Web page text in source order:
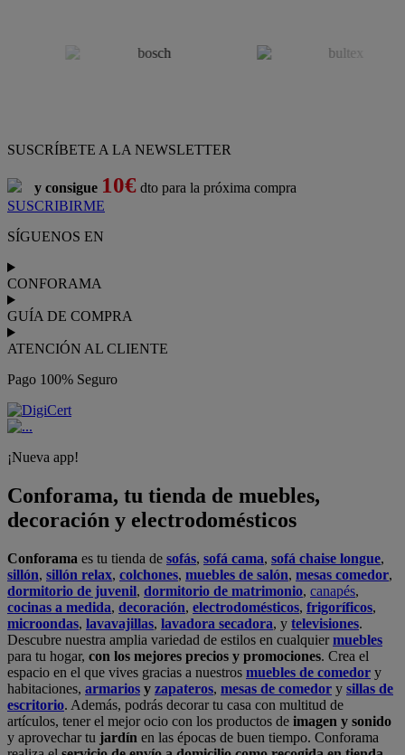
SUSCRÍBETE A LA NEWSLETTER
y consigue 10€ dto para la próxima compra
SUSCRIBIRME
SÍGUENOS EN
CONFORAMA
GUÍA DE COMPRA
ATENCIÓN AL CLIENTE
Pago 100% Seguro
¡Nueva app!
Conforama, tu tienda de muebles,
decoración y electrodomésticos
Conforama es tu tienda de sofás, sofá cama, sofá chaise longue,
sillón, sillón relax, colchones, muebles de salón, mesas comedor,
dormitorio de juvenil, dormitorio de matrimonio, canapés,
cocinas a medida, decoración, electrodomésticos, frigoríficos,
microondas, lavavajillas, lavadora secadora, y televisiones.
Descubre nuestra amplia variedad de estilos en cualquiermuebles
para tu hogar, con los mejores precios y promociones. Crea el
espacio en el que vives gracias a nuestros muebles de comedor y
habitaciones, armarios y zapateros, mesas de comedor y sillas de
escritorio. Además, podrás decorar tu casa con multitud de
artículos, tener el mejor ocio con los productos de imagen y sonido
y aprovechar tu jardín en las épocas de buen tiempo. Conforama